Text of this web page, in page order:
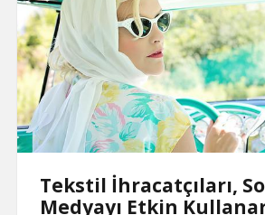
INSTAGRAM GIZLI
IPHONE
LINKEDIN BEĞENI
LISTE
Tekstil İhracatçıları,
Medyayı Etkin